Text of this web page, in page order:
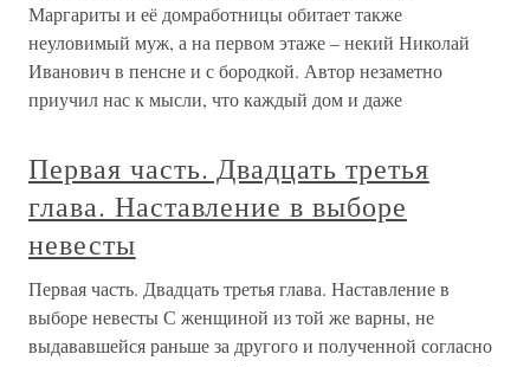
Маргариты и её домработницы обитает также
неуловимый муж, а на первом этаже – некий Николай
Иванович в пенсне и с бородкой. Автор незаметно
приучил нас к мысли, что каждый дом и даже
Первая часть. Двадцать третья
глава. Наставление в выборе
невесты
Первая часть. Двадцать третья глава. Наставление в
выборе невесты С женщиной из той же варны, не
выдававшейся раньше за другого и полученной согласно